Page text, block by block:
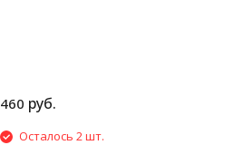
460 руб.
Осталось 2 шт.